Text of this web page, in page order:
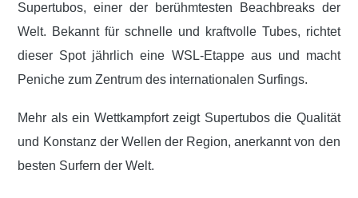
Supertubos, einer der berühmtesten Beachbreaks der
Welt. Bekannt für schnelle und kraftvolle Tubes, richtet
dieser Spot jährlich eine WSL-Etappe aus und macht
Peniche zum Zentrum des internationalen Surfings.
Mehr als ein Wettkampfort zeigt Supertubos die Qualität
und Konstanz der Wellen der Region, anerkannt von den
besten Surfern der Welt.